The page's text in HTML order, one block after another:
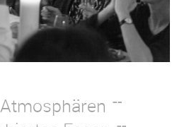
Atmosphären